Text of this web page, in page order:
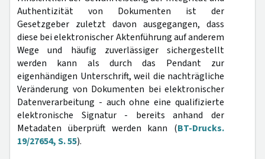
Authentizität von Dokumenten ist der
Gesetzgeber zuletzt davon ausgegangen, dass
diese bei elektronischer Aktenführung auf anderem
Wege und häufig zuverlässiger sichergestellt
werden kann als durch das Pendant zur
eigenhändigen Unterschrift, weil die nachträgliche
Veränderung von Dokumenten bei elektronischer
Datenverarbeitung - auch ohne eine qualifizierte
elektronische Signatur - bereits anhand der
Metadaten überprüft werden kann (BT-Drucks.
19/27654, S. 55).